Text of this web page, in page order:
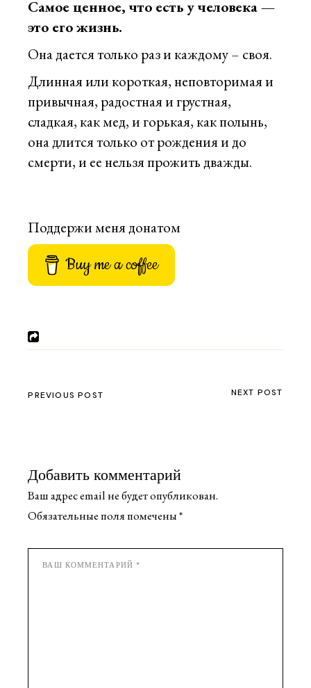
Самое ценное, что есть у человека —
это его жизнь.
Она дается только раз и каждому – своя.
Длинная или короткая, неповторимая и
привычная, радостная и грустная,
сладкая, как мед, и горькая, как полынь,
она длится только от рождения и до
смерти, и ее нельзя прожить дважды.
Поддержи меня донатом
Buy me a coffee
PREVIOUS POST NEXT POST
Добавить комментарий
Ваш адрес email не будет опубликован.
Обязательные поля помечены*